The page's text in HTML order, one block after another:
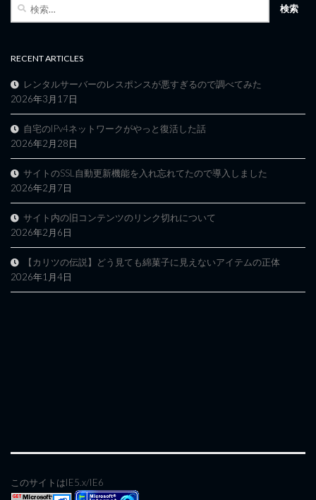
RECENT ARTICLES
レンタルサーバーのレスポンスが悪すぎるので調べてみた
2026年3月17日
自宅のIPv4ネットワークがやっと復活した話
2026年2月28日
サイトのSSL自動更新機能を入れ忘れてたので導入しました
2026年2月7日
サイト内の旧コンテンツのリンク切れについて
2026年2月6日
【カリツの伝説】どう見ても綿菓子に見えないアイテムの正体
2026年1月4日
このサイトはIE5.x/IE6